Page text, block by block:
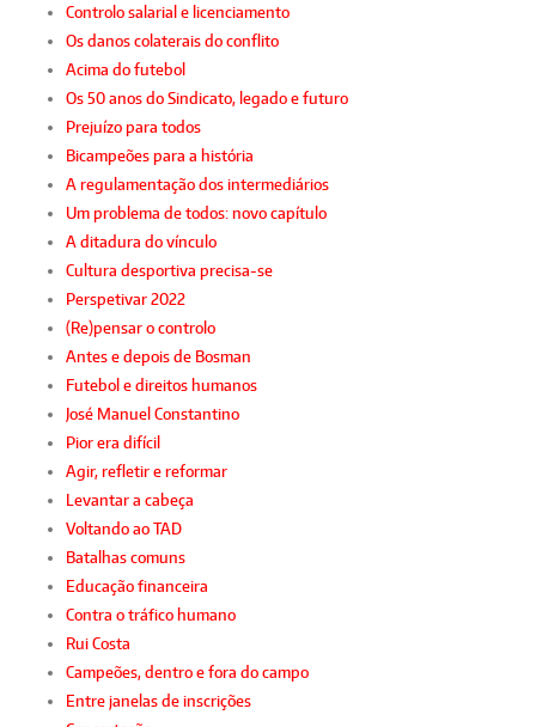
Controlo salarial e licenciamento
Os danos colaterais do conflito
Acima do futebol
Os 50 anos do Sindicato, legado e futuro
Prejuízo para todos
Bicampeões para a história
A regulamentação dos intermediários
Um problema de todos: novo capítulo
A ditadura do vínculo
Cultura desportiva precisa-se
Perspetivar 2022
(Re)pensar o controlo
Antes e depois de Bosman
Futebol e direitos humanos
José Manuel Constantino
Pior era difícil
Agir, refletir e reformar
Levantar a cabeça
Voltando ao TAD
Batalhas comuns
Educação financeira
Contra o tráfico humano
Rui Costa
Campeões, dentro e fora do campo
Entre janelas de inscrições